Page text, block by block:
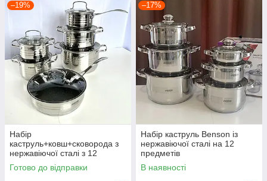
–19%
Набір
каструль+ковш+сковорода з
нержавіючої сталі з 12
предметів Benson
Готово до відправки
–17%
Набір каструль Benson із
нержавіючої сталі на 12
предметів
В наявності